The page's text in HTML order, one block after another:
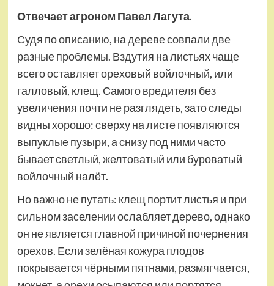
Отвечаетагроном Павел Лагута.
Судя по описанию, на дереве совпали две
разные проблемы. Вздутия на листьях чаще
всего оставляет ореховый войлочный, или
галловый, клещ. Самого вредителя без
увеличения почти не разглядеть, зато следы
видны хорошо: сверху на листе появляются
выпуклые пузыри, а снизу под ними часто
бывает светлый, желтоватый или буроватый
войлочный налёт.
Но важно не путать: клещ портит листья и при
сильном заселении ослабляет дерево, однако
он не является главной причиной почернения
орехов. Если зелёная кожура плодов
покрывается чёрными пятнами, размягчается,